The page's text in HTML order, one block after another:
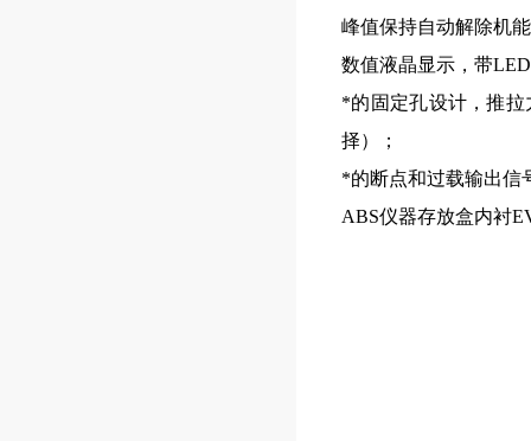
峰值保持自动解除机
数值液晶显示，带
*的固定孔设计，推
择）；
*的断点和过载输出信
ABS仪器存放盒内衬